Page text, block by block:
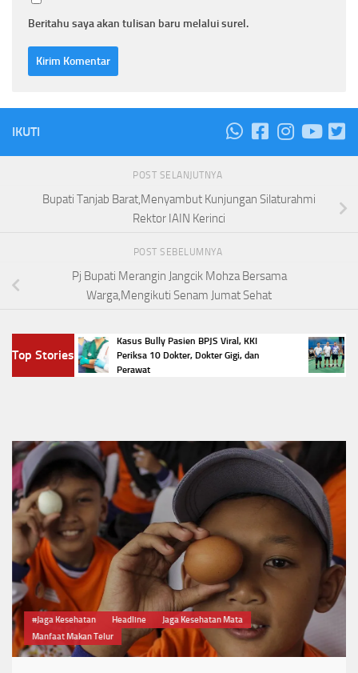
Beritahu saya akan tulisan baru melalui surel.
IKUTI
POST SELANJUTNYA
Bupati Tanjab Barat,Menyambut Kunjungan Silaturahmi
Rektor IAIN Kerinci
POST SEBELUMNYA
Pj Bupati Merangin Jangcik Mohza Bersama
Warga,Mengikuti Senam Jumat Sehat
Top Stories
Kasus Bully Pasien BPJS Viral, KKI
Periksa 10 Dokter, Dokter Gigi, dan
Perawat
Cup
#Jaga Kesehatan Headline
Jaga Kesehatan Mata
Manfaat Makan Telur